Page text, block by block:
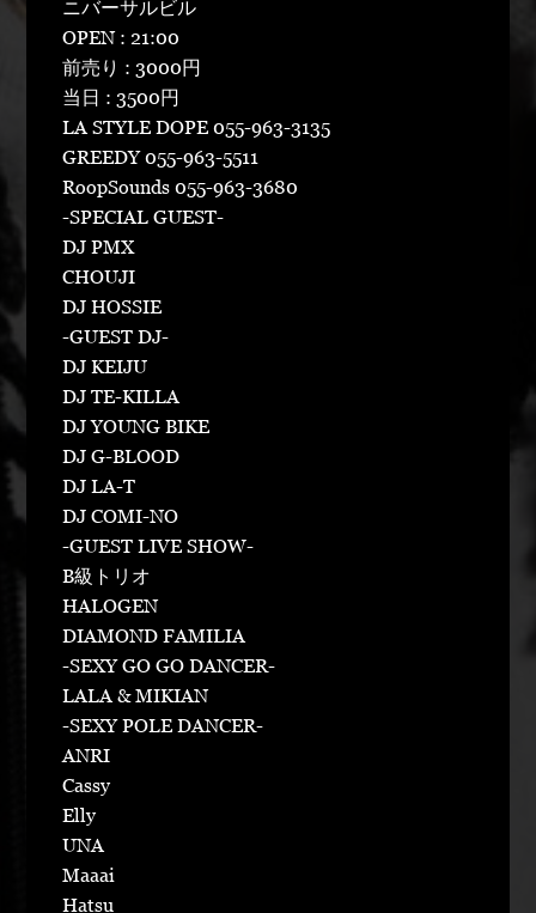
ニバーサルビル
OPEN : 21:00
前売り : 3000円
当日 : 3500円
LA STYLE DOPE 055-963-3135
GREEDY 055-963-5511
RoopSounds 055-963-3680
-SPECIAL GUEST-
DJ PMX
CHOUJI
DJ HOSSIE
-GUEST DJ-
DJ KEIJU
DJ TE-KILLA
DJ YOUNG BIKE
DJ G-BLOOD
DJ LA-T
DJ COMI-NO
-GUEST LIVE SHOW-
B級トリオ
HALOGEN
DIAMOND FAMILIA
-SEXY GO GO DANCER-
LALA & MIKIAN
-SEXY POLE DANCER-
ANRI
Cassy
Elly
UNA
Maaai
Hatsu